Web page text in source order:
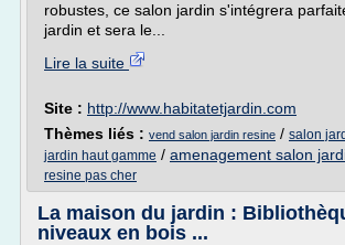
robustes, ce salon jardin s'intégrera
jardin et sera le...
Lire la suite
Site : http://www.habitatetjardin.com
Thèmes liés : vend salon jardin resine / salon
jardin haut gamme / amenagement salon
resine pas cher
La maison du jardin :
niveaux en bois ...